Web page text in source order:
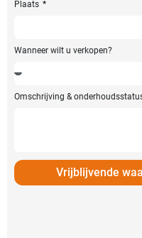
Plaats
Wanneer wilt u verkopen?
Omschrijving &
Vrijblijvende